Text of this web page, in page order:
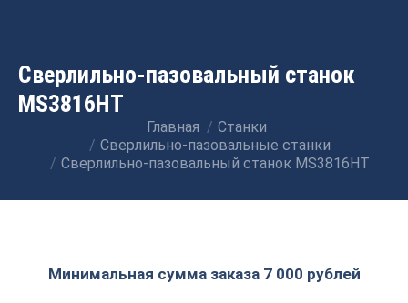
Сверлильно-пазовальный станок
MS3816HT
Главная
Станки
Сверлильно-пазовальные станки
Сверлильно-пазовальный станок MS3816HT
Минимальная сумма заказа 7 000 рублей